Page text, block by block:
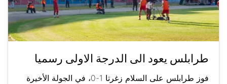
طرابلس يعود الى الدرجة الاولى رسميا
فوز طرابلس على السلام زغرتا 1-0، في الجولة الأخيرة